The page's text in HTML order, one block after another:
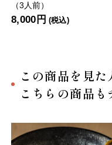
（3人前）
8,000円 (税込)
この商品を見た
こちらの商品も